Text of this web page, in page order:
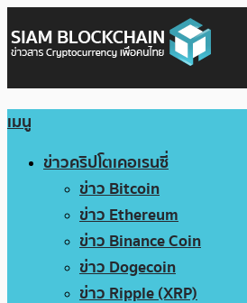
เมนู
ข่าวคริปโตเคอเรนซี่
ข่าว Bitcoin
ข่าว Ethereum
ข่าว Binance Coin
ข่าว Dogecoin
ข่าว Ripple (XRP)